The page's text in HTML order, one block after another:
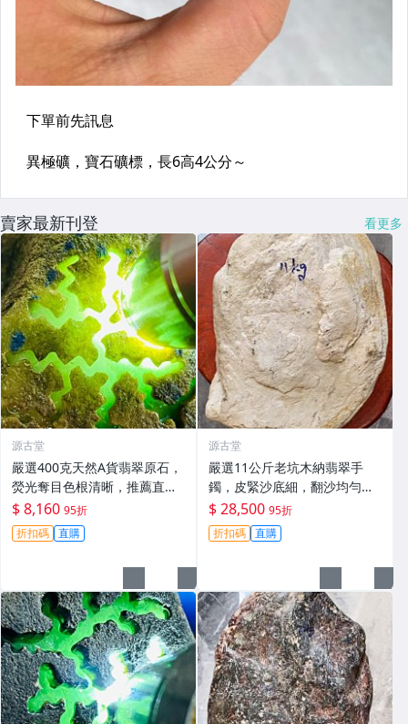
賣家最新刊登 看更多
源古堂
嚴選400克天然A貨翡翠原石，
熒光奪目色根清晰，推薦直接
把玩與雕刻，支持私人訂制取
件 翡翠原石 天然A貨 熒光翡翠
$ 8,160 95折
折扣碼 直購
源古堂
嚴選11公斤老坑木納翡翠手
鐲，皮緊沙底細，翻沙均勻，
適合收藏家鐲#翡翠 手鐲 玉石
$ 28,500 95折
折扣碼 直購